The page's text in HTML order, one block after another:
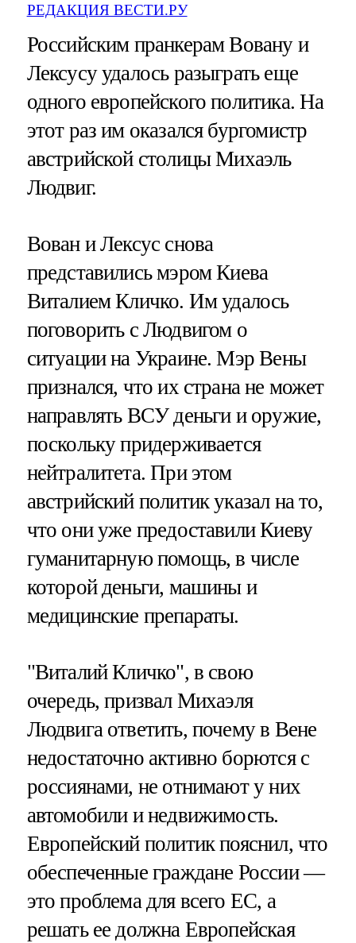
РЕДАКЦИЯ ВЕСТИ.РУ
Российским пранкерам Вовану и
Лексусу удалось разыграть еще
одного европейского политика. На
этот раз им оказался бургомистр
австрийской столицы Михаэль
Людвиг.
Вован и Лексус снова
представились мэром Киева
Виталием Кличко. Им удалось
поговорить с Людвигом о
ситуации на Украине. Мэр Вены
признался, что их страна не может
направлять ВСУ деньги и оружие,
поскольку придерживается
нейтралитета. При этом
австрийский политик указал на то,
что они уже предоставили Киеву
гуманитарную помощь, в числе
которой деньги, машины и
медицинские препараты.
"Виталий Кличко", в свою
очередь, призвал Михаэля
Людвига ответить, почему в Вене
недостаточно активно борются с
россиянами, не отнимают у них
автомобили и недвижимость.
Европейский политик пояснил, что
обеспеченные граждане России —
это проблема для всего ЕС, а
решать ее должна Европейская